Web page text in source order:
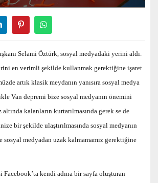
Selami Öztürk, sosyal medyadaki yerini aldı.
en verimli şekilde kullanmak gerektiğine işaret
artık klasik meydanın yanısıra sosyal medya
Van depremi bize sosyal medyanın önemini
kalanların kurtarılmasında gerek se de
bir şekilde ulaştırılmasında sosyal medyanın
medyadan uzak kalmamamız gerektiğine
Facebook’ta kendi adına bir sayfa oluşturan